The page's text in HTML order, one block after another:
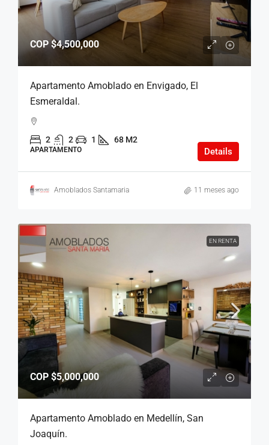
COP$4,500,000
Apartamento Amoblado en Envigado, El
Esmeraldal.
2 2 1 68 M2
APARTAMENTO Details
Amoblados Santamaria 11 meses ago
EN RENTA
COP $5,000,000
Apartamento Amoblado en Medellín, San
Joaquín.